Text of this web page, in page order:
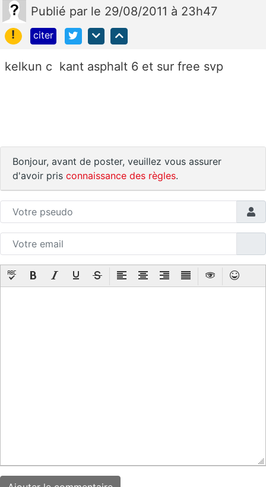
Publié par le 29/08/2011 à 23h47
!
citer
kelkun c kant asphalt 6 et sur free svp
Bonjour, avant de poster, veuillez vous assurer
d'avoir pris connaissance des règles.